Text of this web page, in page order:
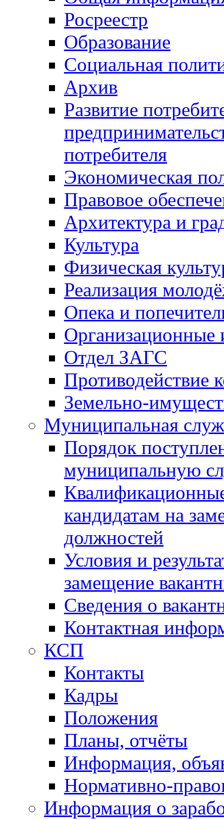
Росреестр
Образование
Социальная
Архив
Развитие
потребителя
Экономическая
Правовое
Архитектура и
Культура
Физическая
Реализация
Опека и
Отдел ЗАГС
Противодействие
Земельно-
Муниципальная
Порядок
муниципальную
кандидатам на
должностей
Условия и
замещение
Сведения о
Контактная
КСП
Контакты
Кадры
Положения
Планы, отчёты
Информация,
Нормативно-
Информация о